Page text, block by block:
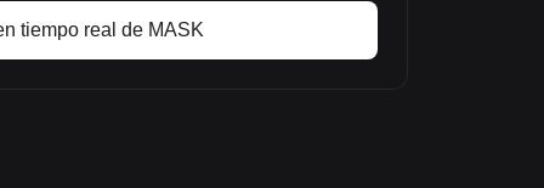
tiempo real de MASK